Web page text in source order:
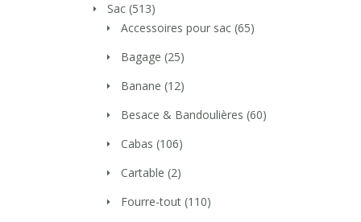
Sac (513)
Accessoires pour sac (65)
Bagage (25)
Banane (12)
Besace & Bandoulières (60)
Cabas (106)
Cartable (2)
Fourre-tout (110)